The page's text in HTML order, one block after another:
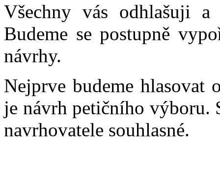
Všechny vás odhlašuji
Budeme se postupně
návrhy.
Nejprve budeme hlasovat
je návrh petičního výboru.
navrhovatele souhlasné.